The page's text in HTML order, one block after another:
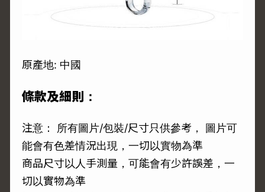
原產地: 中國
條款及細則：
注意： 所有圖片/包裝/尺寸只供參考， 圖片可
能會有色差情況出現，一切以實物為準
商品尺寸以人手測量，可能會有少許誤差，一
切以實物為準